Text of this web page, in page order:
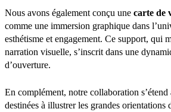
Nous avons également conçu une carte de
comme une immersion graphique dans
esthétisme et engagement. Ce support, qui
narration visuelle, s’inscrit dans une
d’ouverture.
En complément, notre collaboration s’étend
destinées à illustrer les grandes orientations